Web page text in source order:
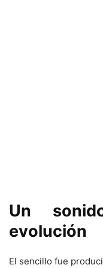
Un
evolución
El sencillo fue